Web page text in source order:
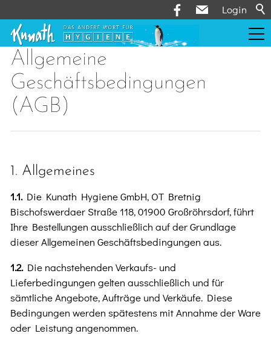
Login
Leistungen
Über uns
Kontakt
Onlineshop
Allgemeine
Geschäftsbedingungen
(AGB)
1. Allgemeines
1.1.Die Kunath Hygiene GmbH, OT Bretnig
Bischofswerdaer Straße 118, 01900 Großröhrsdorf, führt
Ihre Bestellungen ausschließlich auf der Grundlage
dieser Allgemeinen Geschäftsbedingungen aus.
1.2.Die nachstehenden Verkaufs- und
Lieferbedingungen gelten ausschließlich und für
sämtliche Angebote, Aufträge und Verkäufe. Diese
Bedingungen werden spätestens mit Annahme der Ware
oder Leistung angenommen.